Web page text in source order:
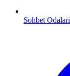
Sohbet Odalari